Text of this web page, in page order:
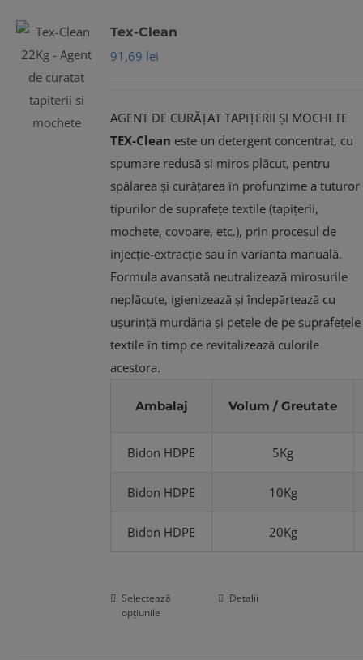
Tex-Clean
91,69 lei
AGENT DE CURĂȚAT TAPIȚERII ȘI MOCHETE
TEX-Clean este un detergent concentrat, cu
spumare redusă și miros plăcut, pentru
spălarea și curățarea în profunzime a tuturor
tipurilor de suprafețe textile (tapițerii,
mochete, covoare, etc.), prin procesul de
injecție-extracție sau în varianta manuală.
Formula avansată neutralizează mirosurile
neplăcute, igienizează și îndepărtează cu
ușurință murdăria și petele de pe suprafețele
textile în timp ce revitalizează culorile
acestora.
Ambalaj Volum / Greutate
Bidon HDPE 5Kg
Bidon HDPE 10Kg
Bidon HDPE 20Kg
Selectează
opțiunile
Acest
Detalii